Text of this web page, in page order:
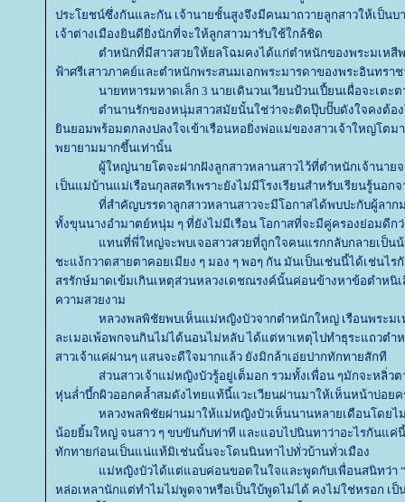
ประโยชน์ซึ่งกันและกัน เจ้านายชั้นสูงจึงมีคนมาถวายลูกสาวให้เป็นบ
เจ้าต่างเมืองยินดียิ่งนักที่จะให้ลูกสาวมารับใช้ใกล้ชิด
ตำหนักที่มีสาวสวยให้ยลโฉมคงได้แก่ตำหนักของพระมเหสี
ฟ้าศรีเสาวภาคย์และตำหนักพระสนมเอกพระมารดาของพระอินทรา
นายทหารมหาดเล็ก 3 นายเดินวนเวียนป้วนเปี้ยนเผื่อจะเตะ
ตำนานรักของหนุ่มสาวสมัยนั้นใช่ว่าจะติดปุ๊บปั๊บดังใจคงต้อง
นยอมพร้อมตกลงปลงใจเข้าเรือนหอยิ่งพ่อแม่ของสาวเจ้าใหญ่โตม
พยายามมากขึ้นเท่านั้น
ผู้ใหญ่นายโตจะฝากฝังลูกสาวหลานสาวไว้ที่ตำหนักเจ้านาย
เป็นแม่บ้านแม่เรือนกุลสตรีเพราะยังไม่มีโรงเรียนสำหรับเรียนรู้นอก
ที่สำคัญบรรดาลูกสาวหลานสาวจะมีโอกาสได้พบปะกับผู้ลาก
ทั้งขุนนางอำมาตย์หนุ่ม ๆ ที่ยังไม่มีเรือน โอกาสที่จะมีคู่ครองย่อมดีกว่
ทนที่พี่ใหญ่จะพบเจอสาวสวยที่ถูกใจคนแรกกลับกลายเป็นน้
ชะแง้กวาดสายตาคอยเมียง ๆ มอง ๆ พอๆ กัน มันเป็นเช่นนี้ได้เช่นไ
สรรักษ์มาดเข้มเกินเหตุส่วนหลวงเดชณรงค์นั้นค่อนข้างหาข้อตำหนิ
ความสวยงาม
หลวงพลพิชัพบเห็นแม่หญิงบัวจากตำหนักใหญ่ เรือนพระม
ละเมอเพ้อพกจนกินไม่ได้นอนไม่หลับ ได้แต่หาเหตุไปทำธุระแถวตำ
สาวเจ้าแค่ผ่านๆ แสนจะดีใจมากแล้ว ยังมิกล้าเอ่ยปากทักทายสักที
ส่วนสาวเจ้าแม่หญิงบัวรู้อยู่เต็มอก รวมทั้งเพื่อน ๆมักจะหลิ่ว
หุ่นล่ำบึ้กผิวออกคล้ำสมดังไทยแท้นี้แวะเวียนผ่านมาให้เห็นหน้าบ่อย
หลวงพลพิชัยผ่านมาให้ม่หญิงบัวเห็นนานหลายเดือนโดยไ
น้อยยิ้มใหญ่ จนสาว ๆ ขบขันกับท่าที และแอบไปนินทาว่าอะไรกันแค่นี้
ทักทายก่อนเป็นแน่แท้มิเช่นนั้นจะโดนนินทาไปทั่วบ้านทั่วเมือง
ม่หญิงบัวได้แต่แอบค่อนขอดในใจและพูดกับเพื่อนสนิทว่า
หล่อเหลานักแต่ทำไมไม่พูดจาหรือเป็นใบ้พูดไม่ได้ คงไม่ใช่หรอก เป็